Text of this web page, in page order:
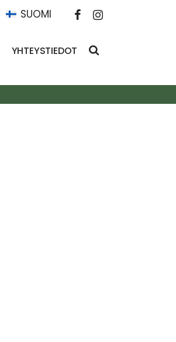
SUOMI
YHTEYSTIEDOT